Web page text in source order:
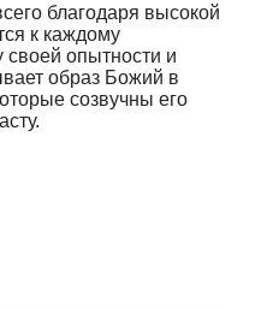
благодаря высокой
к каждому
своей опытности и
образ Божий в
созвучны его